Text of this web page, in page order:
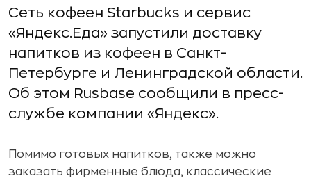
Cеть кофеен Starbucks и сервис
«Яндекс.Еда» запустили доставку
напитков из кофеен в Санкт-
Петербурге и Ленинградской области.
Об этом Rusbase сообщили в пресс-
службе компании «Яндекс».
Помимо готовых напитков, также можно
заказать фирменные блюда, классические